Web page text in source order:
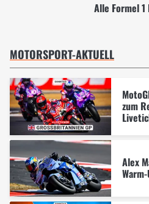
Alle Formel 1
MOTORSPORT-AKTUELL
zum
Alex